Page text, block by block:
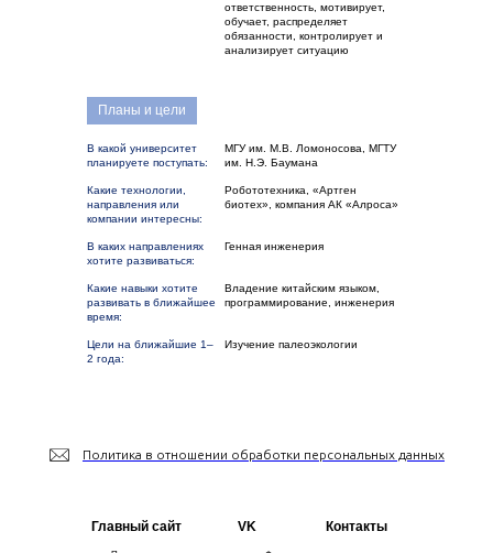
ответственность, мотивирует,
обучает, распределяет
обязанности, контролирует и
анализирует ситуацию
МГУ им. М.В. Ломоносова, МГТУ
им. Н.Э. Баумана
В какой университет
планируете поступать:
Робототехника, «Артген
биотех», компания АК «Алроса»
Какие технологии,
направления или
компании интересны:
Генная инженерия
В каких направлениях
хотите развиваться:
Владение китайским языком,
программирование, инженерия
Какие навыки хотите
развивать в ближайшее
время:
Изучение палеоэкологии
Цели на ближайшие 1–
2 года:
Планы и цели
Политика в отношении обработки персональных данных
Главный сайт VK Контакты